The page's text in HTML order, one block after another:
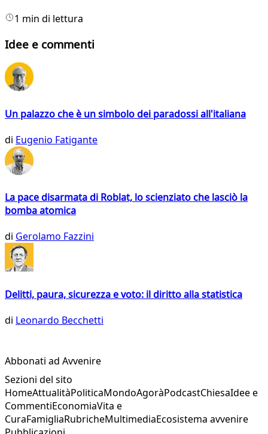
1 min di lettura
Idee e commenti
Un palazzo che è un simbolo dei paradossi all'italiana
di Eugenio Fatigante
La pace disarmata di Roblat, lo scienziato che lasciò la
bomba atomica
di Gerolamo Fazzini
Delitti, paura, sicurezza e voto: il diritto alla statistica
di Leonardo Becchetti
Abbonati ad Avvenire
Sezioni del sito
HomeAttualitàPoliticaMondoAgoràPodcastChiesaIdee e
CommentiEconomiaVita e
CuraFamigliaRubricheMultimediaEcosistema avvenire